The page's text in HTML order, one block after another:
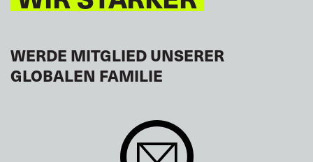
WERDE MITGLIED UNSERER
GLOBALEN FAMILIE